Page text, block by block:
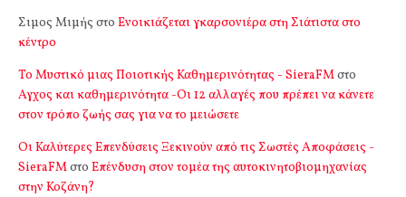
Σιμος Μιμής στο Ενοικιάζεται γκαρσονιέρα στη Σιάτιστα στο
κέντρο
Το Μυστικό μιας Ποιοτικής Καθημερινότητας - SieraFMστο
Αγχος και καθημερινότητα -Οι 12 αλλαγές που πρέπει να κάνετε
στον τρόπο ζωής σας για να το μειώσετε
Οι Καλύτερες Επενδύσεις Ξεκινούν από τις Σωστές Αποφάσεις -
SieraFMστο Επένδυση στον τομέα της αυτοκινητοβιομηχανίας
στην Κοζάνη?